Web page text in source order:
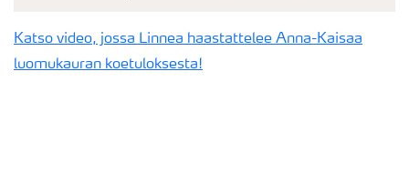
Katso video, jossa Linnea haastattelee Anna-Kaisaa
luomukauran koetuloksesta!